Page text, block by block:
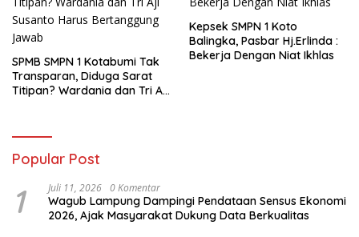
SPMB SMPN 1 Kotabumi Tak
Transparan, Diduga Sarat
Titipan? Wardania dan Tri Aji
Kepsek SMPN 1 Koto
Balingka, Pasbar Hj.Erlinda :
Bekerja Dengan Niat Ikhlas
Popular Post
1 Juli 11, 2026 0 Komentar
Wagub Lampung Dampingi Pendataan Sensus Ekonomi
2026, Ajak Masyarakat Dukung Data Berkualitas